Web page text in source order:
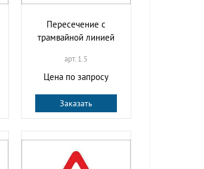
Пересечение с
трамвайной линией
арт. 1.5
Цена по запросу
Заказать